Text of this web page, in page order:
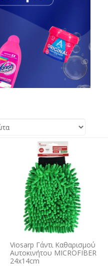
Viosarp Γάντι Καθαρισμού
Αυτοκινήτου MICROFIBER
24x14cm